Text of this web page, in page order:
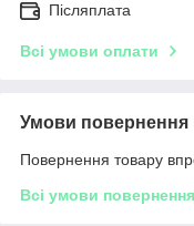
Післяплата
Всі умови оплати
Умови повернення
Повернення товару
Всі умови повернення